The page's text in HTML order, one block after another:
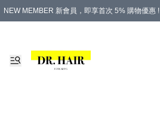
NEW MEMBER 新會員，即享首次 5% 購物優惠 !